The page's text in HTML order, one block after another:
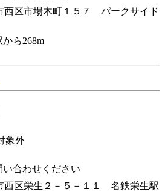
西区市場木町１５７ パークサイド
ら268m
象外
合わせください
西区栄生２－５－１１ 名鉄栄生駅